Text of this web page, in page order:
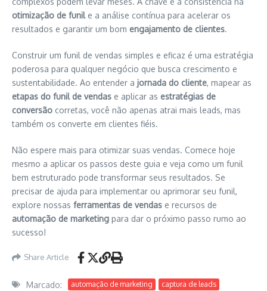
otimização de funile a análise contínua para acelerar os
resultados e garantir um bom engajamento de clientes.
Construir um funil de vendas simples e eficaz é uma estratégia
poderosa para qualquer negócio que busca crescimento e
sustentabilidade. Ao entender a jornada do cliente, mapear as
etapas do funil de vendas e aplicar as estratégias de
conversão corretas, você não apenas atrai mais leads, mas
também os converte em clientes fiéis.
Não espere mais para otimizar suas vendas. Comece hoje
mesmo a aplicar os passos deste guia e veja como um funil
bem estruturado pode transformar seus resultados. Se
precisar de ajuda para implementar ou aprimorar seu funil,
explore nossas ferramentas de vendas e recursos de
automação de marketing para dar o próximo passo rumo ao
sucesso!
Share Article
Marcado: automação de marketing captura de leads